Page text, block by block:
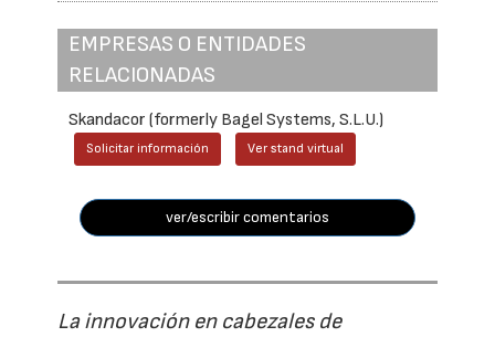
EMPRESAS O ENTIDADES
RELACIONADAS
Skandacor (formerly Bagel Systems, S.L.U.)
Solicitar información Ver stand virtual
ver/escribir comentarios
La innovación en cabezales de